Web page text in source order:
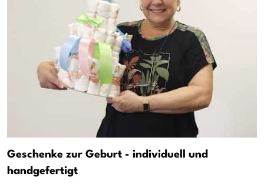
Geschenke zur Geburt - individuell und
handgefertigt